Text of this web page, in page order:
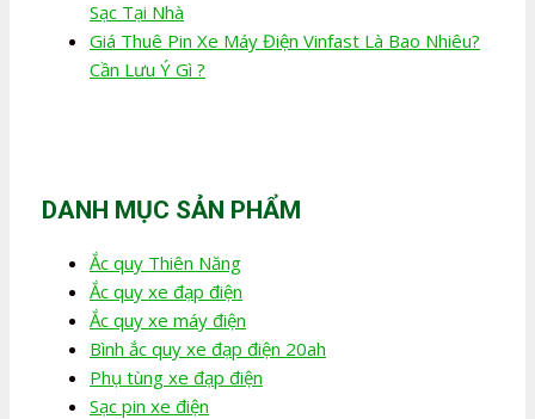
Sạc Tại Nhà
Giá Thuê Pin Xe Máy Điện Vinfast Là Bao Nhiêu?
Cần Lưu Ý Gì ?
DANH MỤC SẢN PHẨM
Ắc quy Thiên Năng
Ắc quy xe đạp điện
Ắc quy xe máy điện
Bình ắc quy xe đạp điện 20ah
Phụ tùng xe đạp điện
Sạc pin xe điện